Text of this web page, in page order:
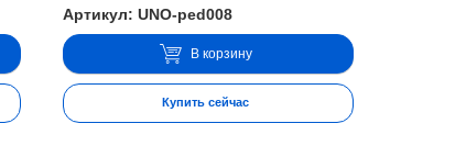
Артикул: UNO-ped008
В корзину
Купить сейчас